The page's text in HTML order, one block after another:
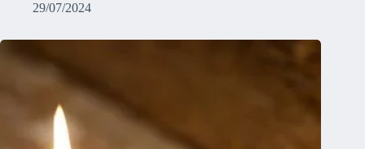
29/07/2024